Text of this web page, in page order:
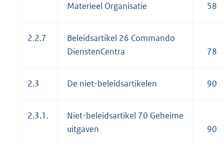
Materieel Organisatie
58
2.2.7
Beleidsartikel 26 Commando
DienstenCentra
78
2.3 De niet-beleidsartikelen 90
2.3.1.
Niet-beleidsartikel 70 Geheime
uitgaven
90